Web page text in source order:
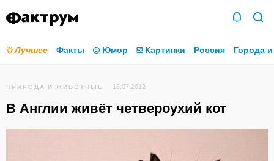
Лучшее Факты Юмор Картинки Россия Города
ПРИРОДА И ЖИВОТНЫЕ 16.07.2012
В Англии живёт четвероухий кот